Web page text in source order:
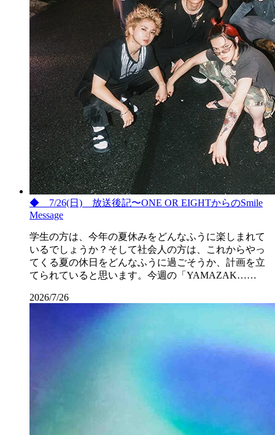
◆ 7/26(日) 放送後記〜ONE OR EIGHTからのSmile
Message
学生の方は、今年の夏休みをどんなふうに楽しまれて
いるでしょうか？そして社会人の方は、これからやっ
てくる夏の休日をどんなふうに過ごそうか、計画を立
てられていると思います。今週の「YAMAZAK……
2026/7/26